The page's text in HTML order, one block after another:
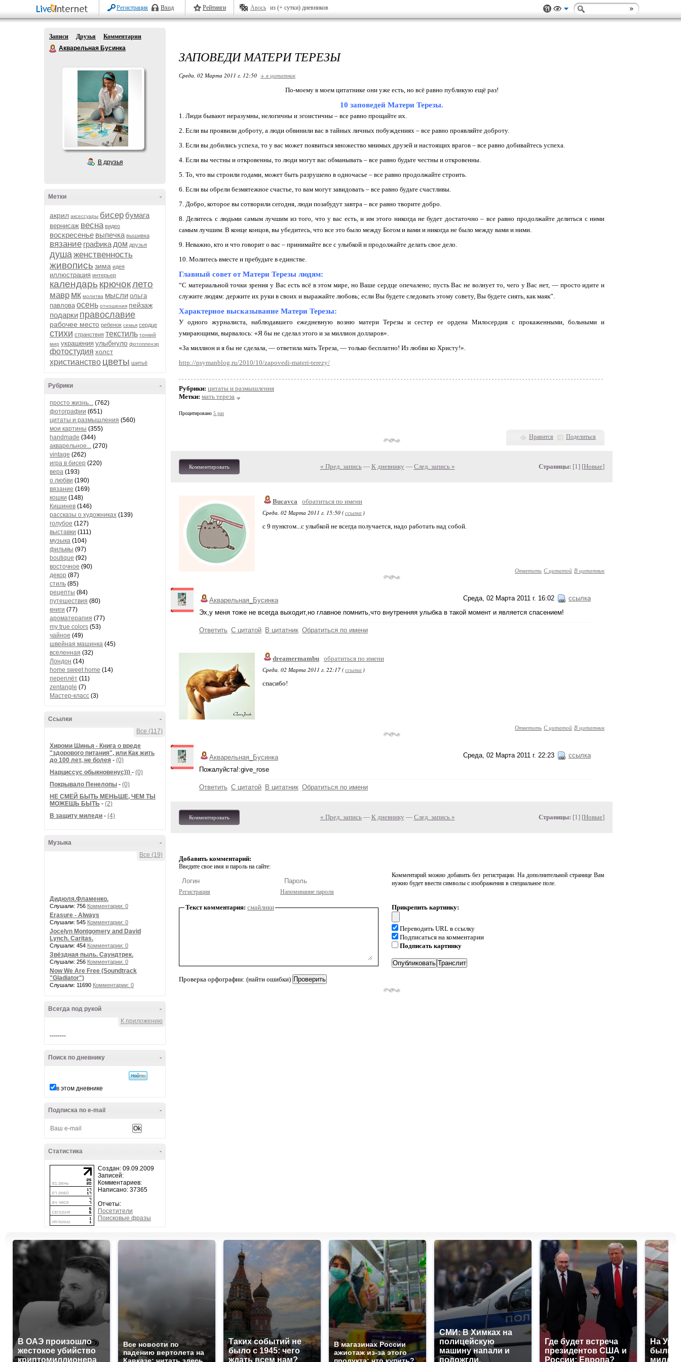
Регистрация Вход Рейтинги Авось из (+ сутки) дневников
Записи Друзья
Комментарии
Акварельная Бусинка
В друзья
-
Метки
акрил аксессуары бисер бумага
вернисаж весна видео
воскресенье выпечка вышивка
вязание графика дом друзья
душаженственность
живопись зима идея
иллюстрация интерьер
календарь крючоклето
мавр мк молитва мысли ольга
павлова осень отношения пейзаж
подарки православие
рабочее место ребенок семья сердце
стихи странствия текстиль тонкий
мир украшения улыбнуло фотопленэр
фотостудия холст
христианство цветы шитьё
-
Рубрики
просто жизнь... (762)
фотографии (651)
цитаты и размышления (560)
мои картины (355)
handmade (344)
акварельное... (270)
vintage (262)
игра в бисер (220)
вера (193)
о любви (190)
вязание (169)
кошки (148)
Кишинев (146)
рассказы о художниках (139)
голубое (127)
выставки (111)
музыка (104)
фильмы (97)
boutique (92)
восточное (90)
декор (87)
стиль (85)
рецепты (84)
путешествия (80)
книги (77)
ароматерапия (77)
my true colors (53)
чайное (49)
швейная машинка (45)
вселенная (32)
Лондон (14)
home sweet home (14)
переплёт (11)
zentangle (7)
Мастер-класс (3)
-
Ссылки
Все (117)
Хироми Шинья - Книга о вреде
"здорового питания", или Как жить
до 100 лет, не болея - (0)
Нарциссус обыкновенус))) - (0)
Покрывало Пенелопы - (0)
НЕ СМЕЙ БЫТЬ МЕНЬШЕ, ЧЕМ ТЫ
МОЖЕШЬ БЫТЬ - (2)
В защиту миледи - (4)
-
Музыка
Все (19)
Дидюля.Фламенко.
Слушали: 756 Комментарии: 0
Erasure - Always
Слушали: 545 Комментарии: 0
Jocelyn Montgomery and David
Lynch. Caritas.
Слушали: 454 Комментарии: 0
Звёздная пыль. Саундтрек.
Слушали: 256 Комментарии: 0
Now We Are Free (Soundtrack
"Gladiator")
Слушали: 11690 Комментарии: 0
-
Всегда под рукой
К приложению
--------
-
Поиск по дневнику
в этом дневнике
-
Подписка по e-mail
-
Статистика
Создан: 09.09.2009
Записей:
Комментариев:
Написано: 37365
Отчеты:
Посетители
Поисковые фразы
ЗАПОВЕДИ МАТЕРИ ТЕРЕЗЫ
Среда, 02 Марта 2011 г. 12:50 + в цитатник
По-моему в моем цитатнике они уже есть, но всё равно публикую ещё раз!
10 заповедей Матери Терезы.
1. Люди бывают неразумны, нелогичны и эгоистичны – все равно прощайте их.
2. Если вы проявили доброту, а люди обвинили вас в тайных личных побуждениях – все равно проявляйте доброту.
3. Если вы добились успеха, то у вас может появиться множество мнимых друзей и настоящих врагов – все равно добивайтесь успеха.
4. Если вы честны и откровенны, то люди могут вас обманывать – все равно будьте честны и откровенны.
5. То, что вы строили годами, может быть разрушено в одночасье – все равно продолжайте строить.
6. Если вы обрели безмятежное счастье, то вам могут завидовать – все равно будьте счастливы.
7. Добро, которое вы сотворили сегодня, люди позабудут завтра – все равно творите добро.
8. Делитесь с людьми самым лучшим из того, что у вас есть, и им этого никогда не будет достаточно – все равно продолжайте делиться с ними
самым лучшим. В конце концов, вы убедитесь, что все это было между Богом и вами и никогда не было между вами и ними.
9. Неважно, кто и что говорит о вас – принимайте все с улыбкой и продолжайте делать свое дело.
10. Молитесь вместе и пребудьте в единстве.
Главный совет от Матери Терезы людям:
“С материальной точки зрения у Вас есть всё в этом мире, но Ваше сердце опечалено; пусть Вас не волнует то, чего у Вас нет, — просто идите и
служите людям: держите их руки в своих и выражайте любовь; если Вы будете следовать этому совету, Вы будете сиять, как маяк”.
Характерное высказывание Матери Терезы:
У одного журналиста, наблюдавшего ежедневную возню матери Терезы и сестер ее ордена Милосердия с прокаженными, больными и
умирающими, вырвалось: «Я бы не сделал этого и за миллион долларов».
«За миллион и я бы не сделала, — ответила мать Тереза, — только бесплатно! Из любви ко Христу!».
http://psymanblog.ru/2010/10/zapovedi-materi-terezy/
Рубрики: цитаты и размышления
Метки: мать тереза
Процитировано 5 раз
Нравится Поделиться
Комментировать « Пред. запись— К дневнику — След. запись » Страницы: [1] [Новые]
Bucavca
обратиться по имени
Среда, 02 Марта 2011 г. 15:50 (ссылка )
с 9 пунктом...с улыбкой не всегда получается, надо работать над собой.
Ответить С цитатой В цитатник
Среда, 02 Марта 2011 г. 16:02 ссылка
Акварельная_Бусинка
Эх,у меня тоже не всегда выходит,но главное помнить,что внутренняя улыбка в такой момент и является спасением!
Ответить С цитатой В цитатник Обратиться по имени
dreamermambu обратиться по имени
Среда, 02 Марта 2011 г. 22:17 (ссылка )
спасибо!
Ответить С цитатой В цитатник
Среда, 02 Марта 2011 г. 22:23 ссылка
Акварельная_Бусинка
Пожалуйста!:give_rose
Ответить С цитатой В цитатник Обратиться по имени
Комментировать « Пред. запись— К дневнику — След. запись » Страницы: [1] [Новые]
Добавить комментарий:
Введите свое имя и пароль на сайте:
Регистрация Напоминание пароля
Комментарий можно добавить без регистрации. На дополнительной странице Вам
нужно будет ввести символы с изображения в специальное поле.
Текст комментария: смайлики
Проверка орфографии: (найти ошибки)
Прикрепить картинку:
Переводить URL в ссылку
Подписаться на комментарии
Подписать картинку
В ОАЭ произошло
жестокое убийство
криптомиллионера
Все новости по
падению вертолета на
Таких событий не
было с 1945: чего
ждать всем нам?
В магазинах России
ажиотаж из-за этого
СМИ: В Химках на
полицейскую
машину напали и
подожгли.
Где будет встреча
президентов США и
России: Европа?
На
были